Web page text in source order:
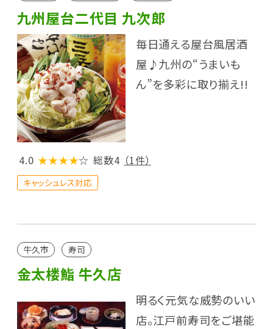
九州屋台二代目 九次郎
毎日通える屋台風居酒
屋♪九州の“うまいも
ん”を多彩に取り揃え!!
4.0 ★★★★☆ 総数4 （1件）
キャッシュレス対応
牛久市 寿司
金太楼鮨 牛久店
明るく元気な威勢のいい
店。江戸前寿司をご堪能